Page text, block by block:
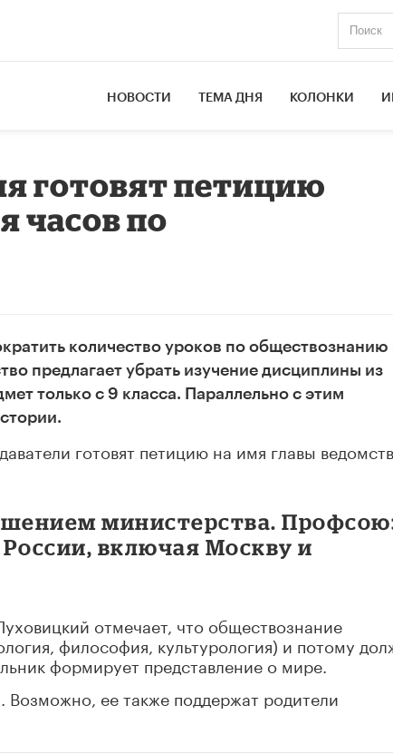
НОВОСТИ ТЕМА ДНЯ КОЛОНКИ
готовят петицию
часов по
количество уроков по обществознанию
предлагает убрать изучение дисциплины из
только с 9 класса. Параллельно с этим
готовят петицию на имя главы
министерства.
включая Москву и
отмечает, что обществознание
философия, культурология) и потому
формирует представление о мире.
ее также поддержат родители